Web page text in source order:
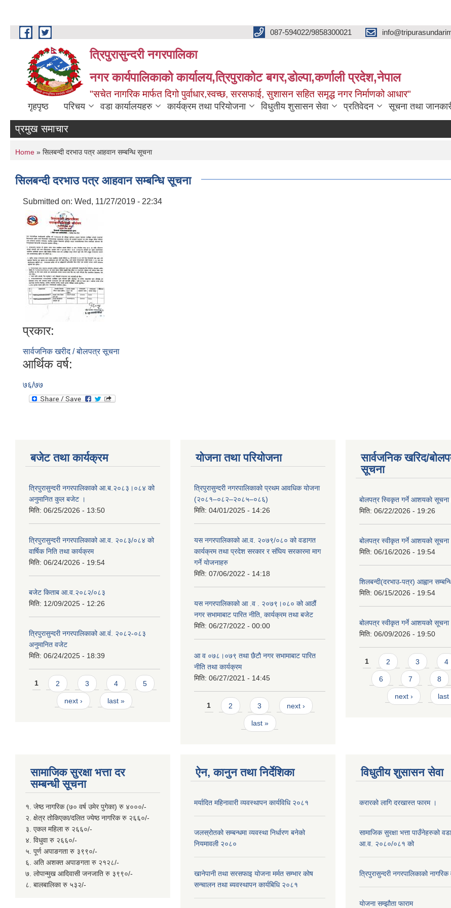
Skip to main content 087-594022/9858300021
त्रिपुरासुन्दरी नगरपालिका
नगर कार्यपालिकाको कार्यालय,त्रिपुराकोट बगर,डोल्पा,कर्णाली प्रदेश,नेपाल
"सचेत नागरिक मार्फत दिगो पुर्वाधार,स्वच्छ, सरसफाई, सुशासन सहित समृद्ध नगर निर्माणको आधार"
गृहपृष्ठ परिचय वडा कार्यालयहरु कार्यक्रम तथा परियोजना विधुतीय शुसासन सेवा प्रतिवेदन सूचना तथा
प्रमुख समाचार
You are here
Home » सिलबन्दी दरभाउ पत्र आहवान सम्बन्धि सूचना
सिलबन्दी दरभाउ पत्र आहवान सम्बन्धि सूचना
Submitted on: Wed, 11/27/2019 - 22:34
प्रकार:
सार्वजनिक खरीद / बोलपत्र सूचना
आर्थिक वर्ष:
७६/७७
बजेट तथा कार्यक्रम
त्रिपुरासुन्दरी नगरपालिकाको आ.ब.२०८३।०८४ को
अनुमानित कुल बजेट ।
मिति: 06/25/2026 - 13:50
त्रिपुरासुन्दरी नगरपालिकाको आ.व. २०८३/०८४ को
वार्षिक निति तथा कार्यक्रम
मिति: 06/24/2026 - 19:54
बजेट किताब आ.व.२०८२/०८३
मिति: 12/09/2025 - 12:26
त्रिपुरासुन्दरी नगरपालिकाको आ.वं. २०८२-०८३
अनुमानित वजेट
मिति: 06/24/2025 - 18:39
Pages
1 2 3 4 5
next › last »
योजना तथा परियोजना
त्रिपुरासुन्दरी नगरपालिकाको प्रथम आवधिक योजना
(२०८१–०८२–२०८५–०८६)
मिति: 04/01/2025 - 14:26
यस नगरपालिकाको आ.व. २०७९/०८० को वडागत
कार्यक्रम तथा प्रदेश सरकार र संघिय सरकारमा माग
गर्ने याेजनाहरु
मिति: 07/06/2022 - 14:18
यस नगरपालिकाको आ‍ .व . २०७९।०८० को आठौं
नगर सभामाबाट पारित नीति, कार्यक्रम तथा बजेट
मिति: 06/27/2022 - 00:00
आ‍ व ०७८।०७९ तथा छैटाै नगर सभामाबाट पारित
नीति तथा कार्यक्रम
मिति: 06/27/2021 - 14:45
Pages
1 2 3 next ›
last »
सार्वजनिक खरिद/
सूचना
बाेलपत्र स्विकृत गर्ने आशयकाे
मिति: 06/22/2026 - 19:26
बोलपत्र स्वीकृत गर्ने आशयको सूचना
मिति: 06/16/2026 - 19:54
शिलबन्दी(दरभाउ-पत्र) आह्वान
मिति: 06/15/2026 - 19:54
बोलपत्र स्वीकृत गर्ने आशयको सूचना
मिति: 06/09/2026 - 19:50
Pages
1 2 3 4
6 7 8
next › last
सामाजिक सुरक्षा भत्ता दर
सम्बन्धी सूचना
१. जेष्ठ नागरिक (७० वर्ष उमेर पुगेका) रु ४०००/-
२. क्षेत्र तोकिएका/दलित ज्येष्ठ नागरिक रु २६६०/-
३. एकल महिला रु २६६०/-
४. विधुवा रु २६६०/-
५. पूर्ण अपाङगता रु ३९९०/-
६. अति अशक्त अपाङगता रु २१२८/-
७. लोपान्मुख आदिवासी जनजाति रु ३९९०/-
८. बालबालिका रु ५३२/-
ऐन, कानुन तथा निर्देशिका
मर्यादित महिनावारी व्यवस्थापन कार्यविधि २०८१
जलस्रोतको सम्बन्धमा व्यवस्था निर्धारण बनेको
नियमावली २०८०
खानेपानी तथा सरसफाइ योजना मर्मत सम्भार कोष
सन्चालन तथा ब्यवस्थापन कार्यबिधि २०८१
विधुतीय शुसासन सेवा
करारको लागि दरखास्त फारम ।
सामाजिक सुरक्षा भत्ता पाउँनेहरुको
आ.व. २०८०/०८१ को
त्रिपुरासुन्दरी नगरपालिकाको
याेजना सम्झौता फाराम